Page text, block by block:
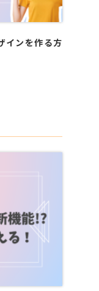
インを作る方